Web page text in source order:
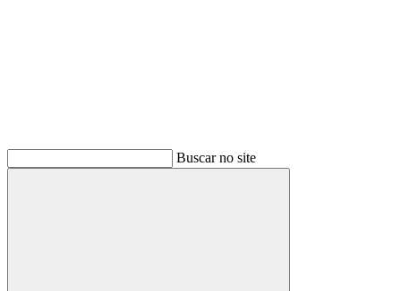
Buscar no site